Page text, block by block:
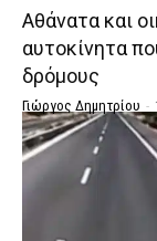
Αθάνατα και
αυτοκίνητα
δρόμους
Γιώργος Δημητρίου -